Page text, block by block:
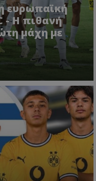
ευρωπαϊκή
- Η πιθανή
μάχη με